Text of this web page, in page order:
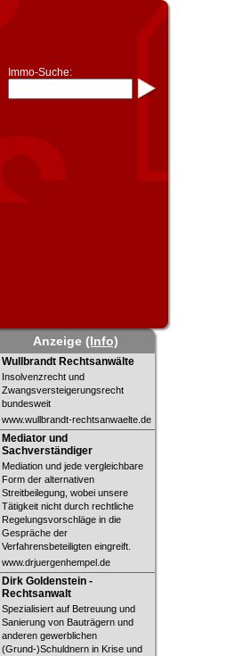
Immo-Suche:
Anzeige(Info)
Wullbrandt Rechtsanwälte
Wullbrandt Rechtsanwälte
Insolvenzrecht und
Zwangsversteigerungsrecht
bundesweit
www.wullbrandt-rechtsanwaelte.de
Mediator und Sachverständiger
Mediator und
Sachverständiger
Mediation und jede vergleichbare
Form der alternativen
Streitbeilegung, wobei unsere
Tätigkeit nicht durch rechtliche
Regelungsvorschläge in die
Gespräche der
Verfahrensbeteiligten eingreift.
www.drjuergenhempel.de
Dirk Goldenstein - Rechtsanwalt
Dirk Goldenstein -
Rechtsanwalt
Spezialisiert auf Betreuung und
Sanierung von Bauträgern und
anderen gewerblichen
(Grund-)Schuldnern in Krise und